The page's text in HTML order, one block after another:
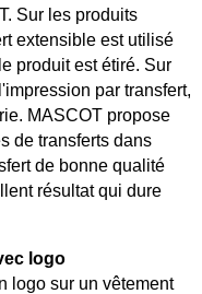
Sur les produits
extensible est utilisé
produit est étiré. Sur
par transfert,
MASCOT propose
de transferts dans
de bonne qualité
résultat qui dure
logo
logo sur un vêtement